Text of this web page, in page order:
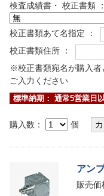
検査成績書・ 校正書類 ：
校正書類あて名指定 ：
校正書類住所 ：
※校正書類宛名が購入
ご入力ください
標準納期： 通常5営業日
購入数： 個
アン
販売価